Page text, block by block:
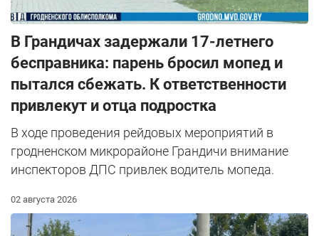
В Грандичах задержали 17-летнего
бесправника: парень бросил мопед и
пытался сбежать. К ответственности
привлекут и отца подростка
В ходе проведения рейдовых мероприятий в
гродненском микрорайоне Грандичи внимание
инспекторов ДПС привлек водитель мопеда.
02 августа 2026